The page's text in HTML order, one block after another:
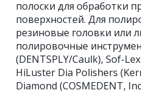
полоски для обработки
поверхностей. Для
резиновые головки или
полировочные
(DENTSPLY/Caulk), Sof-
HiLuster Dia Polishers
Diamond (COSMEDENT,